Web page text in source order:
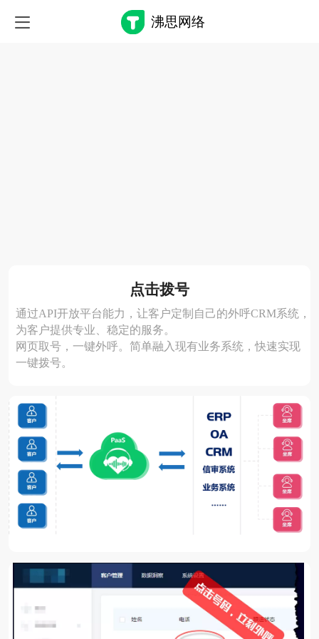
沸思网络
点击拨号
通过API开放平台能力，让客户定制自己的外呼CRM系统，
为客户提供专业、稳定的服务。
网页取号，一键外呼。 简单融入现有业务系统，快速实现
一键拨号。